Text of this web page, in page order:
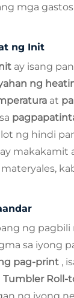
mga
ng Init
ay isang
ng
at
ng hindi
makakamit
ng pagbili
sa iyong
pag-print ,
Roll-
ng iyong